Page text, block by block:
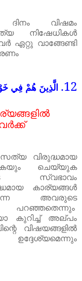
ദിനം
വിഷമം
നിഷേധികൾ
ഏറ്റു
വാങ്ങേണ്ടി
12. الَّذِينَ هُمْ فِي
സത്യ
വിരുദ്ധമായ
ചെയ്യുക
സ്വഭാവം
കാര്യങ്ങൾ
അവരുടെ
കുറിച്ച് അല്പം
വിഷയങ്ങളിൽ